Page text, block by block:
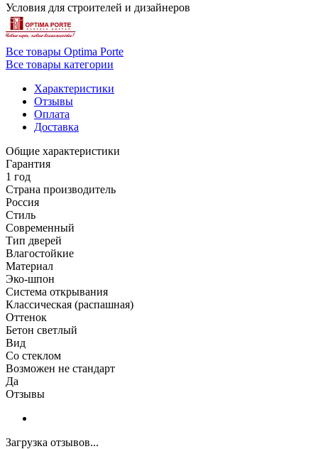
Условия для строителей и дизайнеров
Все товары Optima Porte
Все товары категории
Характеристики
Отзывы
Оплата
Доставка
Общие характеристики
Гарантия
1 год
Страна производитель
Россия
Стиль
Современный
Тип дверей
Влагостойкие
Материал
Эко-шпон
Система открывания
Классическая (распашная)
Оттенок
Бетон светлый
Вид
Со стеклом
Возможен не стандарт
Да
Отзывы
Загрузка отзывов...